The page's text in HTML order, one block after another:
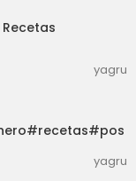
yagru
yagru